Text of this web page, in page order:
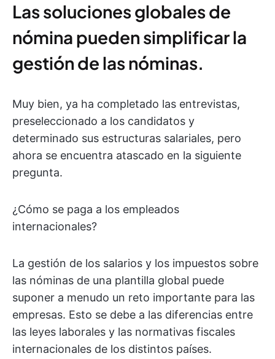
Las soluciones globales de
nómina pueden simplificar la
gestión de las nóminas.
Muy bien, ya ha completado las entrevistas,
preseleccionado a los candidatos y
determinado sus estructuras salariales, pero
ahora se encuentra atascado en la siguiente
pregunta.
¿Cómo se paga a los empleados
internacionales?
La gestión de los salarios y los impuestos sobre
las nóminas de una plantilla global puede
suponer a menudo un reto importante para las
empresas. Esto se debe a las diferencias entre
las leyes laborales y las normativas fiscales
internacionales de los distintos países.